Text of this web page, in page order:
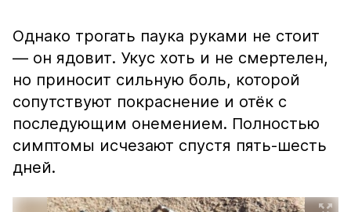
Однако трогать паука руками не стоит
— он ядовит. Укус хоть и не смертелен,
но приносит сильную боль, которой
сопутствуют покраснение и отёк с
последующим онемением. Полностью
симптомы исчезают спустя пять-шесть
дней.